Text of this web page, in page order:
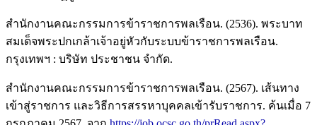
สำนักงานคณะกรรมการข้าราชการพลเรือน. (2536). พระบาท
สมเด็จพระปกเกล้าเจ้าอยู่หัวกับระบบข้าราชการพลเรือน.
กรุงเทพฯ : บริษัท ประชาชน จำกัด.
สำนักงานคณะกรรมการข้าราชการพลเรือน. (2567). เส้นทาง
เข้าสู่ราชการ และวิธีการสรรหาบุคคลเข้ารับราชการ. ค้นเมื่อ 7